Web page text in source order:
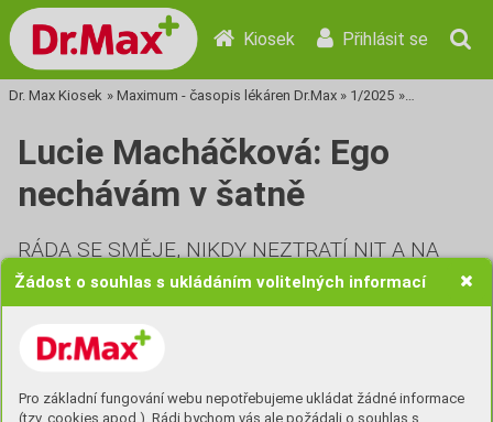
Žádost o souhlas s ukládáním volitelných informací
Pro základní fungování webu nepotřebujeme ukládat žádné informace
(tzv. cookies apod.). Rádi bychom vás ale požádali o souhlas s
Kiosek Přihlásit se
Dr. Max Kiosek » Maximum - časopis lékáren Dr.Max » 1/2025 » Tisková
Lucie Macháčková: Ego
nechávám v šatně
RÁDA SE SMĚJE, NIKDY NEZTRATÍ NIT A NA
VŠECHNO MÁ ODPOVĚĎ.LUCIE MACHÁČKOVÁ
JE JEDNOU Z MÁLA ŽENSKÝCH TVÁŘÍ ČESKÉ
STAND-UP COMEDY, NAPSALA SCÉNÁŘ
K SERIÁLU DĚCKO, DOMA MÁ TŘÍLETOU
ADOPTOVANOU DCERU CHARLOTTU A CENU